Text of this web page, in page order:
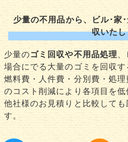
少量の不用品から、ビル･家
収いた
少量のゴミ回収や不用品処理
場合にでる大量のゴミを回収す
燃料費・人件費・分別費・処
のコスト削減により各項目を
他社様のお見積りと比較して
す。